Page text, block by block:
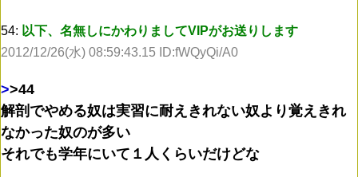
54: 以下、名無しにかわりましてVIPがお送りします
2012/12/26(水) 08:59:43.15 ID:fWQyQi/A0
>>44
解剖でやめる奴は実習に耐えきれない奴より覚えきれ
なかった奴のが多い
それでも学年にいて１人くらいだけどな